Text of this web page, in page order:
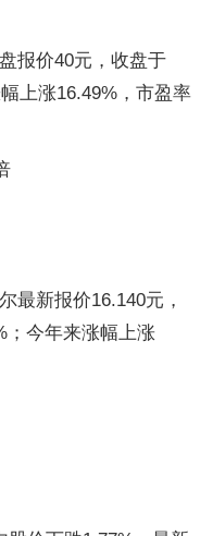
报价40元，收盘于
上涨16.49%，市盈率
最新报价16.140元，
；今年来涨幅上涨